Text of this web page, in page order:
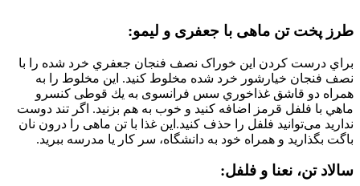
طرز پخت تن ماهی با جعفری و ليمو:
براي درست كردن اين خوراک نصف فنجان جعفري خرد شده را با
نصف فنجان خيارشور خرد شده مخلوط كنيد. اين مخلوط را به
همراه دو قاشق غذاخوري سس فرانسوی به يك قوطی كنسرو
ماهي با فلفل قرمز اضافه كنيد و خوب به هم بزنيد. اگر تند دوست
ندارید می‌توانید فلفل را حذف کنید.اين غذا با تن ماهی را درون‌ نان
باگت بگذاريد و همراه خود به دانشگاه، سر کار یا مدرسه ببرید.
سالاد تن، نعنا و فلفل: